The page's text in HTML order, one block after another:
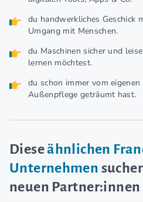
du handwerkliches Geschick
Umgang mit Menschen.
du Maschinen sicher und
lernen möchtest.
du schon immer vom
Außenpflege geträumt hast.
Dieseähnlichen
Unternehmen
neuen Partner:innen